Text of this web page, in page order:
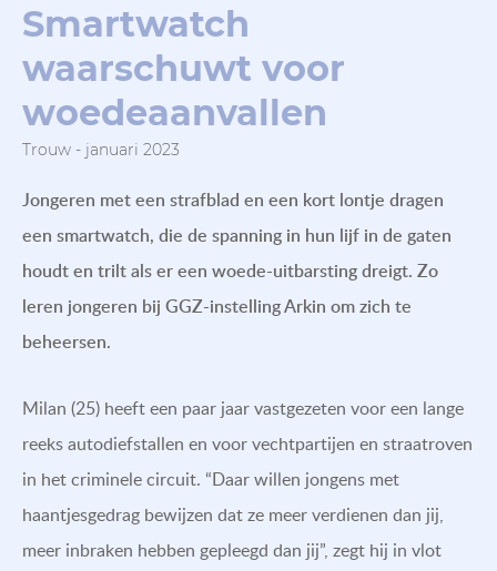
Smartwatch
waarschuwt voor
woedeaanvallen
Trouw - januari 2023
Jongeren met een strafblad en een kort lontje dragen
een smartwatch, die de spanning in hun lijf in de gaten
houdt en trilt als er een woede-uitbarsting dreigt. Zo
leren jongeren bij GGZ-instelling Arkin om zich te
beheersen.
Milan (25) heeft een paar jaar vastgezeten voor een lange
reeks autodiefstallen en voor vechtpartijen en straatroven
in het criminele circuit. “Daar willen jongens met
haantjesgedrag bewijzen dat ze meer verdienen dan jij,
meer inbraken hebben gepleegd dan jij”, zegt hij in vlot